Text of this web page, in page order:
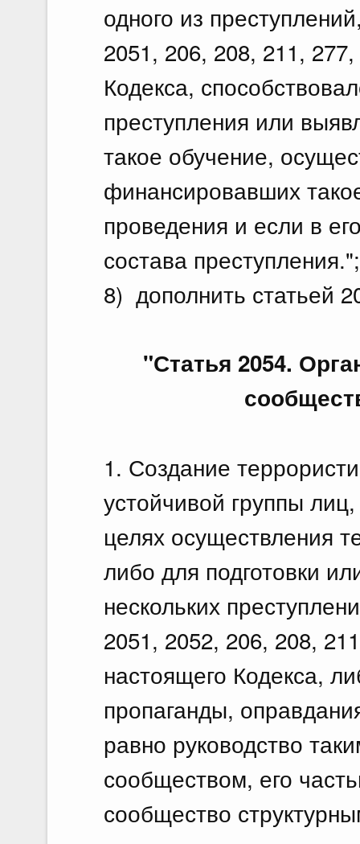
одного из
2051, 206, 208, 211,
Кодекса,
преступления или
такое обучение,
финансировавших
проведения и если в
состава преступления.";
8) дополнить статьей
"Статья 2054.
1. Создание
устойчивой группы
целях осуществления
либо для подготовки
нескольких
2051, 2052, 206, 208,
настоящего Кодекса,
пропаганды,
равно руководство
сообществом, его
сообщество